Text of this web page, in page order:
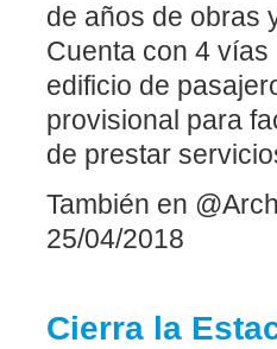
de años de obras
Cuenta con 4
edificio de
provisional para
de prestar
También en
25/04/2018
Cierra la